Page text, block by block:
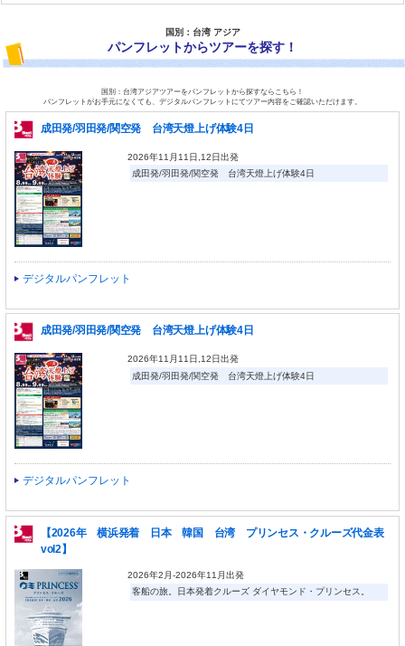
国別：台湾 アジア
パンフレットからツアーを探す！
国別：台湾アジアツアーをパンフレットから探すならこちら！
パンフレットがお手元になくても、デジタルパンフレットにてツアー内容をご確認いただけます。
成田発/羽田発/関空発 台湾天燈上げ体験4日
2026年11月11日,12日出発
成田発/羽田発/関空発 台湾天燈上げ体験4日
デジタルパンフレット
成田発/羽田発/関空発 台湾天燈上げ体験4日
2026年11月11日,12日出発
成田発/羽田発/関空発 台湾天燈上げ体験4日
デジタルパンフレット
【2026年 横浜発着 日本 韓国 台湾 プリンセス・クルーズ代金表
vol2】
2026年2月-2026年11月出発
客船の旅。日本発着クルーズ ダイヤモンド・プリンセス。